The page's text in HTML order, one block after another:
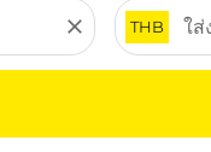
close THB